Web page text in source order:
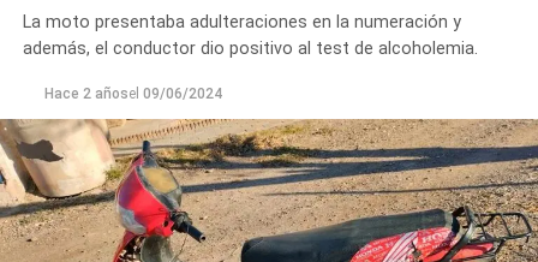
La moto presentaba adulteraciones en la numeración y
además, el conductor dio positivo al test de alcoholemia.
Hace 2 añosel 09/06/2024